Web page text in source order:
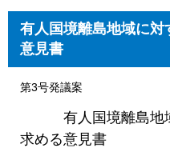
有人国境離島地域に
意見書
第3号発議案
有人国境離島地域
求める意見書​​